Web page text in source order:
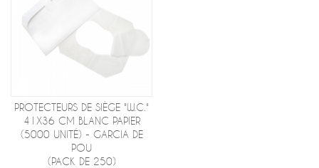
PROTECTEURS DE SIÈGE "W.C."
41X36 CM BLANC PAPIER
(5000 UNITÉ) - GARCIA DE
POU
(PACK DE 250)